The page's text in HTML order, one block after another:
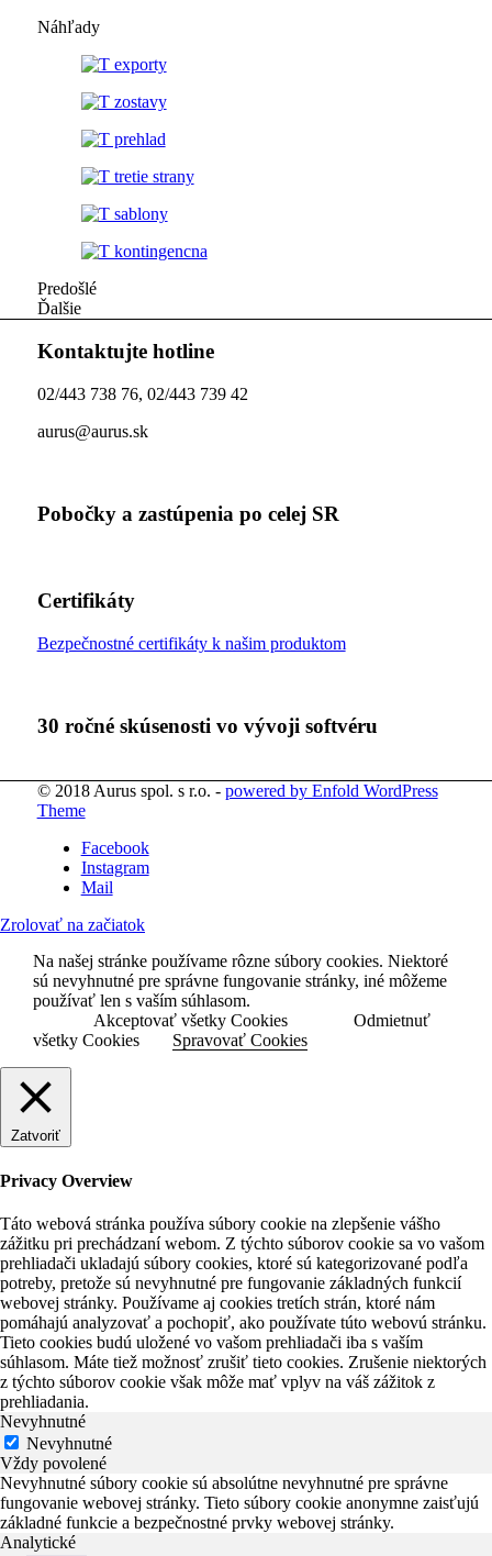
Náhľady
Predošlé
Ďalšie
Kontaktujte hotline
02/443 738 76, 02/443 739 42
aurus@aurus.sk
Pobočky a zastúpenia po celej SR
Certifikáty
Bezpečnostné certifikáty k našim produktom
30 ročné skúsenosti vo vývoji softvéru
© 2018 Aurus spol. s r.o. - powered by Enfold WordPress
Theme
Facebook
Instagram
Mail
Zrolovať na začiatok
Na našej stránke používame rôzne súbory cookies. Niektoré
sú nevyhnutné pre správne fungovanie stránky, iné môžeme
používať len s vaším súhlasom.
Akceptovať všetky Cookies
Odmietnuť
všetky Cookies
Spravovať Cookies
Zatvoriť
Privacy Overview
Táto webová stránka používa súbory cookie na zlepšenie vášho
zážitku pri prechádzaní webom. Z týchto súborov cookie sa vo vašom
prehliadači ukladajú súbory cookies, ktoré sú kategorizované podľa
potreby, pretože sú nevyhnutné pre fungovanie základných funkcií
webovej stránky. Používame aj cookies tretích strán, ktoré nám
pomáhajú analyzovať a pochopiť, ako používate túto webovú stránku.
Tieto cookies budú uložené vo vašom prehliadači iba s vaším
súhlasom. Máte tiež možnosť zrušiť tieto cookies. Zrušenie niektorých
z týchto súborov cookie však môže mať vplyv na váš zážitok z
prehliadania.
Nevyhnutné
Nevyhnutné
Vždy povolené
Nevyhnutné súbory cookie sú absolútne nevyhnutné pre správne
fungovanie webovej stránky. Tieto súbory cookie anonymne zaisťujú
základné funkcie a bezpečnostné prvky webovej stránky.
Analytické